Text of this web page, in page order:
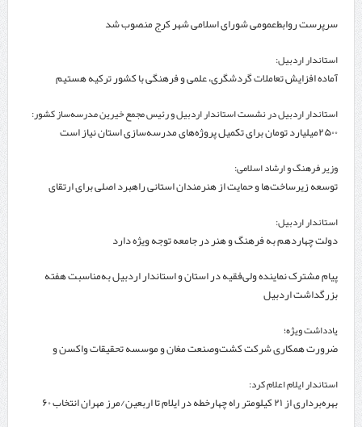
سرپرست روابط‌عمومی شورای اسلامی شهر کرج منصوب شد
استاندار اردبیل:
آماده افزایش تعاملات گردشگری، علمی و فرهنگی با کشور ترکیه هستیم
استاندار اردبیل در نشست استاندار اردبیل و رئیس مجمع خیرین مدرسه‌ساز کشور:
۲۵۰۰میلیارد تومان برای تکمیل پروژه‌های مدرسه‌سازی استان نیاز است
وزیر فرهنگ و ارشاد اسلامی:
توسعه زیرساخت‌ها و حمایت از هنرمندان استانی راهبرد اصلی برای ارتقای
استاندار اردبیل:
دولت چهاردهم به فرهنگ و هنر در جامعه توجه ویژه دارد
پیام مشترک نماینده ولی‌فقیه در استان و استاندار اردبیل به‌مناسبت هفته
بزرگداشت اردبیل
یادداشت ویژه؛
ضرورت همکاری شرکت کشت‌وصنعت مغان و موسسه تحقیقات واکسن و
استاندار ایلام اعلام کرد:
بهره‌برداری از ۲۱ کیلومتر راه چهارخطه در ایلام تا اربعین/مرز مهران انتخاب ۶۰